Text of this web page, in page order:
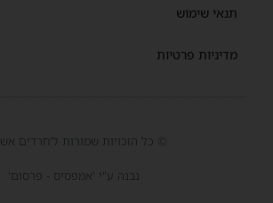
תנאי שימוש
מדיניות פרטיות
© כל הזכויות שמורות ל'חרדים אשדוד'
נבנה ע"י 'אמפסיס - פרסום'